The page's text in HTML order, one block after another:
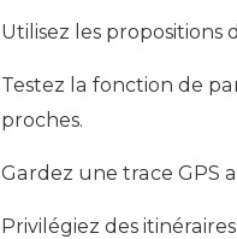
Utilisez les propositions
Testez la fonction de
proches.
Gardez une trace GPS
Privilégiez des